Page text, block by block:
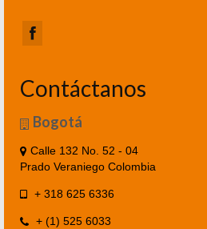
Contáctanos
Bogotá
Calle 132 No. 52 - 04
Prado Veraniego Colombia
+ 318 625 6336
+ (1) 525 6033